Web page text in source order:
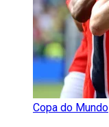
Copa do Mundo